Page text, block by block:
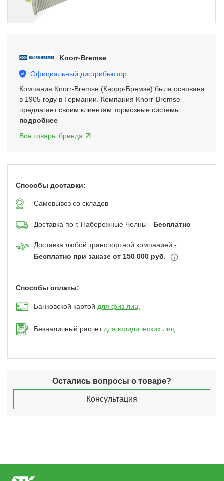
Knorr-Bremse
Официальный дистрибьютор
Компания Knorr-Bremse (Кнорр-Бремзе) была основана
в 1905 году в Германии. Компания Knorr-Bremse
предлагает своим клиентам тормозные системы...
подробнее
Все товары бренда
Способы доставки:
Самовывоз со складов
Доставка по г. Набережные Челны - Бесплатно
Доставка любой транспортной компанией -
Бесплатно при заказе от 150 000 руб.
Способы оплаты:
Банковской картой для физ лиц.
Безналичный расчетдля юридических лиц.
Остались вопросы о товаре?
Консультация